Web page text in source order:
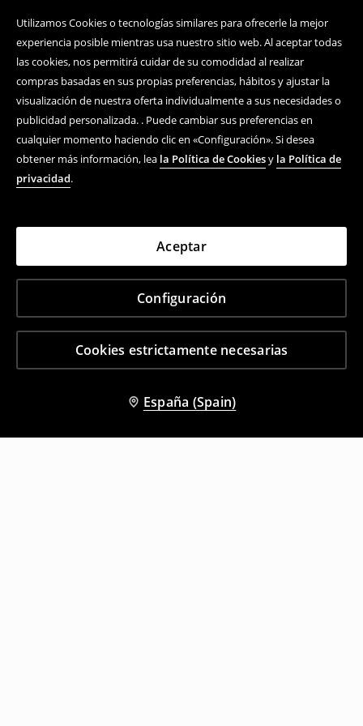
Utilizamos Cookies o tecnologías similares para ofrecerle la mejor
experiencia posible mientras usa nuestro sitio web. Al aceptar todas
las cookies, nos permitirá cuidar de su comodidad al realizar
compras basadas en sus propias preferencias, hábitos y ajustar la
visualización de nuestra oferta individualmente a sus necesidades o
publicidad personalizada. . Puede cambiar sus preferencias en
cualquier momento haciendo clic en «Configuración». Si desea
obtener más información, lea la Política de Cookiesy la Política de
privacidad.
Cookies estrictamente necesarias
Configuración
Aceptar
España (Spain)